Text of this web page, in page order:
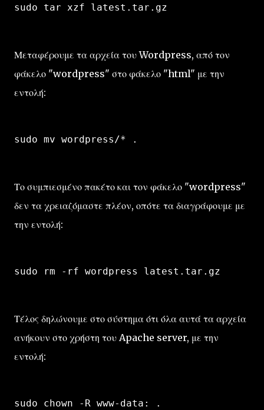
sudo tar xzf latest.tar.gz
Μεταφέρουμε τα αρχεία του Wordpress, από τον
φάκελο "wordpress" στο φάκελο "html" με την
εντολή:
sudo mv wordpress/* .
Το συμπιεσμένο πακέτο και τον φάκελο "wordpress"
δεν τα χρειαζόμαστε πλέον, οπότε τα διαγράφουμε με
την εντολή:
sudo rm -rf wordpress latest.tar.gz
Τέλος δηλώνουμε στο σύστημα ότι όλα αυτά τα αρχεία
ανήκουν στο χρήστη του Apache server, με την
εντολή:
sudo chown -R www-data: .